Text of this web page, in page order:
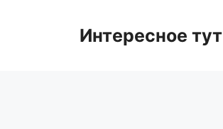
Интересное тут